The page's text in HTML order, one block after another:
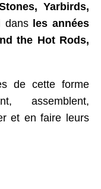
Yarbirds,
dans
les années
the Hot Rods,
de cette forme
assemblent,
et en faire leurs